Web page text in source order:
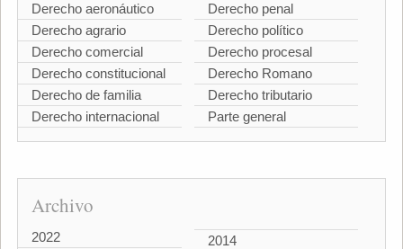
Derecho aeronáutico
Derecho agrario
Derecho comercial
Derecho constitucional
Derecho de familia
Derecho internacional
Derecho penal
Derecho político
Derecho procesal
Derecho Romano
Derecho tributario
Parte general
Archivo
2022
2014